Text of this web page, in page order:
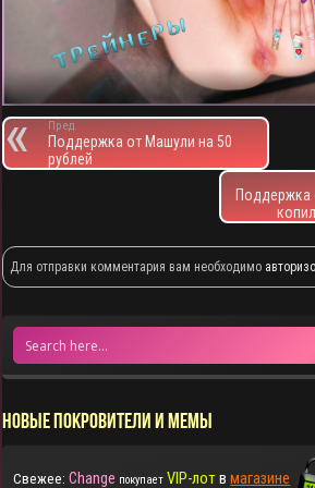
Пред.
Поддержка от Машули на 50
рублей
Поддержка
Для отправки комментария вам необходимо
НОВЫЕ ПОКРОВИТЕЛИ И МЕМЫ
Свежее: Change покупает VIP-лотвмагазине